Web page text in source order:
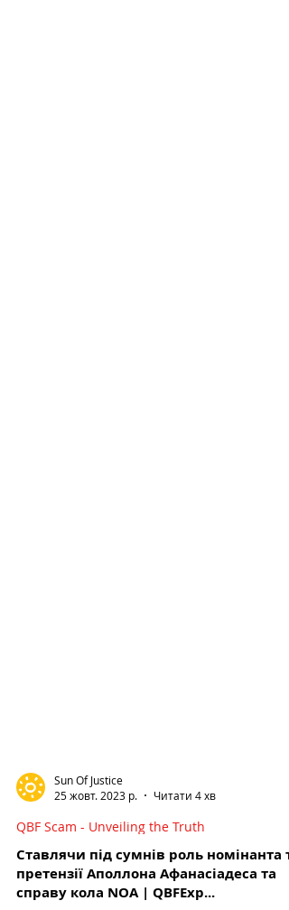
25 жовт. 2023 р.
Читати 4 хв
QBF Scam - Unveiling the Truth
Ставлячи під сумнів роль номінанта